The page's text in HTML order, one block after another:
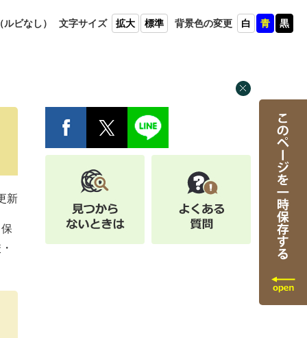
（ルビなし） 文字サイズ 拡大 標準 背景色の変更 白 青 黒
新